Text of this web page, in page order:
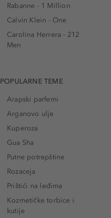
Rabanne - 1 Million
Calvin Klein - One
Carolina Herrera - 212
Men
POPULARNE TEME
Arapski parfemi
Arganovo ulje
Kuperoza
Gua Sha
Putne potrepštine
Rozaceja
Prištići na leđima
Kozmetičke torbice i
kutije